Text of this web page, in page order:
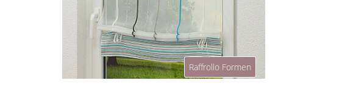
Raffrollo Formen